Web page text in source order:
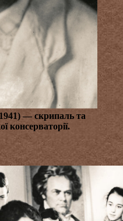
— скрипаль та
консерваторії.